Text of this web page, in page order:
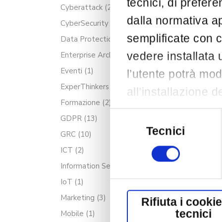
tecnici, di
dalla normativa
semplificate con
vedere installata
l’utente potrà
all’installazione
posizionato in
cookie
l’installazione
cookie non
Per saperne di
consenso
Tecnici
Rifiuta i
tecnici
Cyberattack (2)
CyberSecurity
Data Protection
(10)
Enterprise Architecture(3)
Eventi (1)
ExperThinkers
Formazione (2)
GDPR (13)
GRC (10)
ICT (2)
Information Security
IoT (1)
Marketing (3)
Mobile (1)